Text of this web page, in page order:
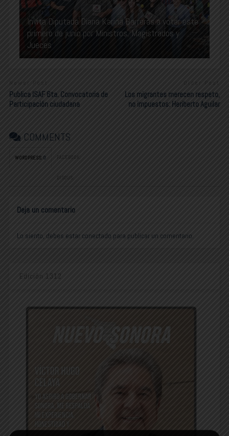
Invita Diputada Diana Karina Barreras a votar este
primero de junio por Ministros, Magistrados y
Jueces
Newer Post
Publica ISAF 6ta. Convocatoria de
Participación ciudadana
Older Post
Los migrantes merecen respeto,
no impuestos: Heriberto Aguilar
COMMENTS
WORDPRESS: 0 FACEBOOK:
DISQUS:
Deja un comentario
Lo siento, debes estar conectado para publicar un comentario.
Edición 1312